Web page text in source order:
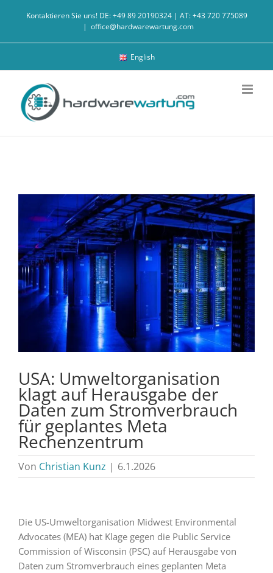
Kontaktieren Sie uns! DE: +49 89 20190324 | AT: +43 720 775089
| office@hardwarewartung.com
English
USA: Umweltorganisation
klagt auf Herausgabe der
Daten zum Stromverbrauch
für geplantes Meta
Rechenzentrum
Von Christian Kunz | 6.1.2026
Die US-Umweltorganisation Midwest Environmental
Advocates (MEA) hat Klage gegen die Public Service
Commission of Wisconsin (PSC) auf Herausgabe von
Daten zum Stromverbrauch eines geplanten Meta